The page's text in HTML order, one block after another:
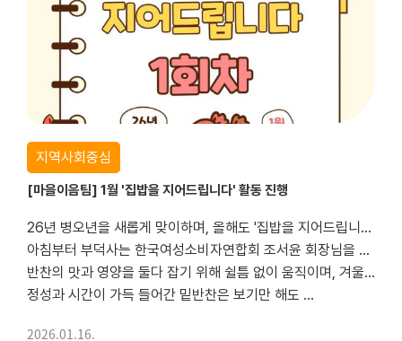
지역사회중심
[마을이음팀] 1월 '집밥을 지어드립니다' 활동 진행
26년 병오년을 새롭게 맞이하며, 올해도 '집밥을 지어드립니다' 활동을 진행했습니다.
아침부터 부덕사는 한국여성소비자연합회 조서윤 회장님을 필두로 회원분들이 나와 분주하게 돌아가고 있었습니다.
반찬의 맛과 영양을 둘다 잡기 위해 쉴틈 없이 움직이며, 겨울임에도 불구하고 구슬 땀을 흘리셨답니다.
정성과 시간이 가득 들어간 밑반찬은 보기만 해도 ...
2026.01.16.